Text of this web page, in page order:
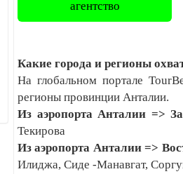
агентство
Какие города и регионы
На глобальном портале
регионы провинции Анталии.
Из аэропорта Анталии =>
Текирова
Из аэропорта Анталии =>
Илиджа, Сиде -Манавгат,